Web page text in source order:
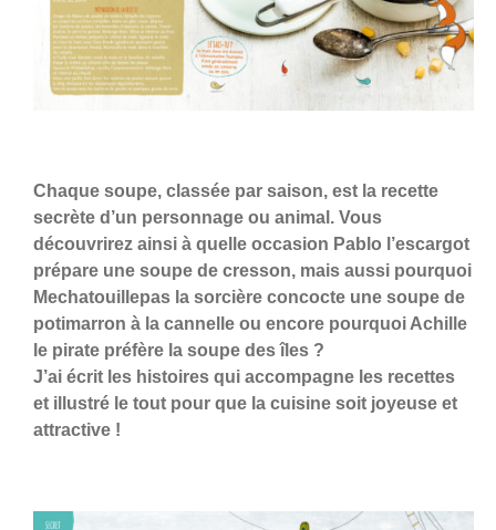
Chaque soupe, classée par saison, est la recette
secrète d’un personnage ou animal. Vous
découvrirez ainsi à quelle occasion Pablo l’escargot
prépare une soupe de cresson, mais aussi pourquoi
Mechatouillepas la sorcière concocte une soupe de
potimarron à la cannelle ou encore pourquoi Achille
le pirate préfère la soupe des îles ?
J’ai écrit les histoires qui accompagne les recettes
et illustré le tout pour que la cuisine soit joyeuse et
attractive !